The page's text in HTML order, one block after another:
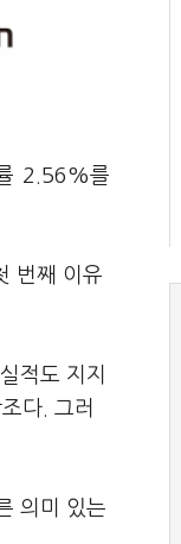
2.56%를
번째 이유
적도 지지
다. 그러
의미 있는